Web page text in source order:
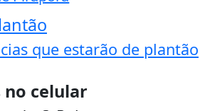
que estarão de plantão
no celular